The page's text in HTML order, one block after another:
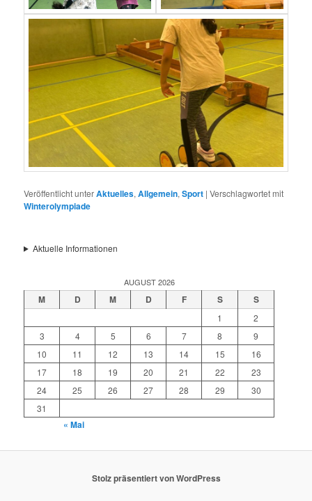
Veröffentlicht unterAktuelles,Allgemein,Sport |Verschlagwortet mit
Winterolympiade
Aktuelle Informationen
AUGUST 2026
M D M D F S S
1
2
3
4 5 6 7 8
9
10
11 12 13 14 15
16
17
18 19 20 21 22
23
24
25 26 27 28 29
30
31
« Mai
Stolz präsentiert von WordPress